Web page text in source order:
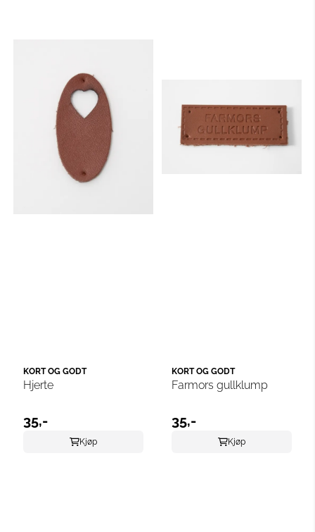
KORT OG GODT
Hjerte
35,-
Kjøp
KORT OG GODT
Farmors gullklump
35,-
Kjøp